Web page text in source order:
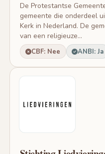
De Protestantse
gemeente die onderdeel
Kerk in Nederland. De
van een religieuze...
CBF: Nee ANBI: Ja